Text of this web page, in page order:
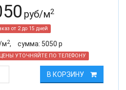
руб/м2
от 2 до 15 дней
м2, cумма: 5050 р
УТОЧНЯЙТЕ ПО ТЕЛЕФОНУ
В КОРЗИНУ